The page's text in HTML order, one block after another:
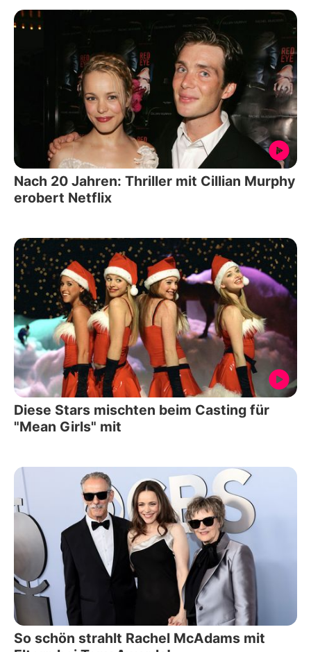
Nach 20 Jahren: Thriller mit Cillian Murphy
erobert Netflix
Diese Stars mischten beim Casting für
"Mean Girls" mit
So schön strahlt Rachel McAdams mit